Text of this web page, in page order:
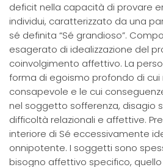
deficit nella capacità di provare
individui, caratterizzato da una
sé definita “Sé grandioso”.
esagerato di idealizzazione del
coinvolgimento affettivo. La
forma di egoismo profondo di cui
consapevole e le cui
nel soggetto sofferenza, disagio
difficoltà relazionali e affettive.
interiore di Sé eccessivamente
onnipotente. I soggetti sono
bisogno affettivo specifico,